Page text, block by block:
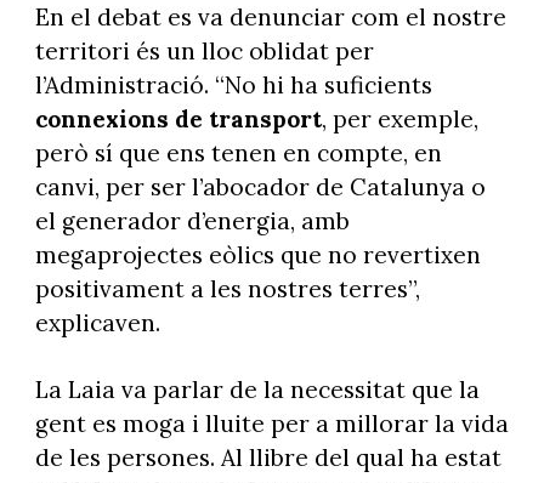
En el debat es va denunciar com el nostre
territori és un lloc oblidat per
l’Administració. “No hi ha suficients
connexions de transport, per exemple,
però sí que ens tenen en compte, en
canvi, per ser l’abocador de Catalunya o
el generador d’energia, amb
megaprojectes eòlics que no revertixen
positivament a les nostres terres”,
explicaven.
La Laia va parlar de la necessitat que la
gent es moga i lluite per a millorar la vida
de les persones. Al llibre del qual ha estat